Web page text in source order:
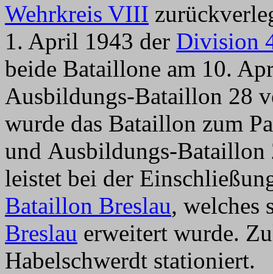
Wehrkreis VIII
1. April 1943 der Division
beide Bataillone am 10.
Ausbildungs-Bataillon 28
wurde das Bataillon zum
und Ausbildungs-Bataillon
leistet bei der
Bataillon Breslau, welches
Breslau erweitert wurde.
Habelschwerdt stationiert.